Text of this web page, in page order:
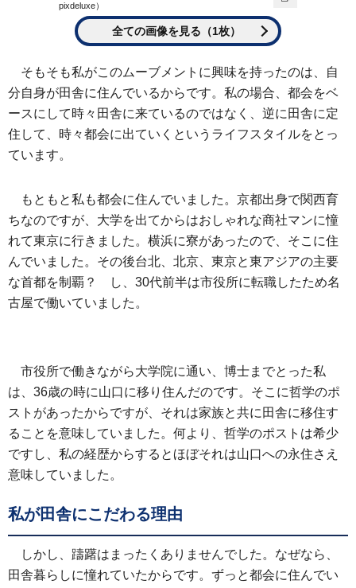
pixdeluxe）
全ての画像を見る（1枚）
そもそも私がこのムーブメントに興味を持ったのは、自
分自身が田舎に住んでいるからです。私の場合、都会をベ
ースにして時々田舎に来ているのではなく、逆に田舎に定
住して、時々都会に出ていくというライフスタイルをとっ
ています。
もともと私も都会に住んでいました。京都出身で関西育
ちなのですが、大学を出てからはおしゃれな商社マンに憧
れて東京に行きました。横浜に寮があったので、そこに住
んでいました。その後台北、北京、東京と東アジアの主要
な首都を制覇？ し、30代前半は市役所に転職したため名
古屋で働いていました。
市役所で働きながら大学院に通い、博士までとった私
は、36歳の時に山口に移り住んだのです。そこに哲学のポ
ストがあったからですが、それは家族と共に田舎に移住す
ることを意味していました。何より、哲学のポストは希少
ですし、私の経歴からするとほぼそれは山口への永住さえ
意味していました。
私が田舎にこだわる理由
しかし、躊躇はまったくありませんでした。なぜなら、
田舎暮らしに憧れていたからです。ずっと都会に住んでい